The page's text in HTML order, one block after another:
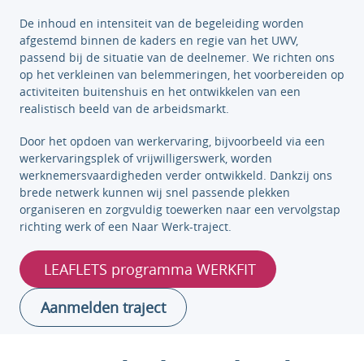
De inhoud en intensiteit van de begeleiding worden
afgestemd binnen de kaders en regie van het UWV,
passend bij de situatie van de deelnemer. We richten ons
op het verkleinen van belemmeringen, het voorbereiden op
activiteiten buitenshuis en het ontwikkelen van een
realistisch beeld van de arbeidsmarkt.
Door het opdoen van werkervaring, bijvoorbeeld via een
werkervaringsplek of vrijwilligerswerk, worden
werknemersvaardigheden verder ontwikkeld. Dankzij ons
brede netwerk kunnen wij snel passende plekken
organiseren en zorgvuldig toewerken naar een vervolgstap
richting werk of een Naar Werk-traject.
LEAFLETS programma WERKFIT
Aanmelden traject